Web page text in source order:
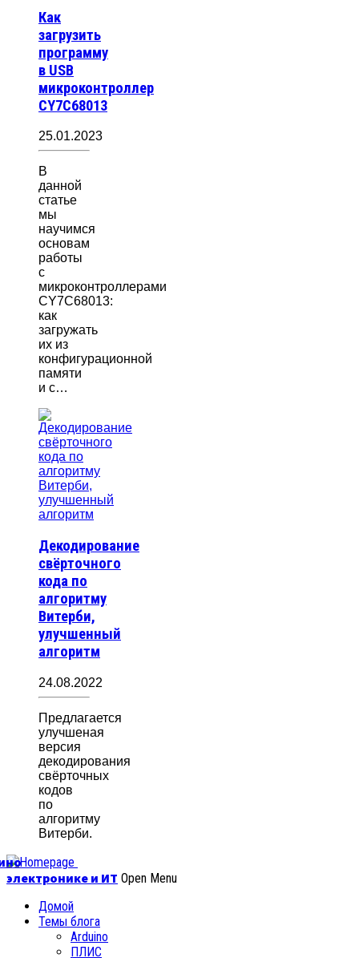
Как
загрузить
программу
в USB
микроконтроллер
CY7C68013
25.01.2023
В
данной
статье
мы
научимся
основам
работы
с
микроконтроллерами
CY7C68013:
как
загружать
их из
конфигурационной
памяти
и с…
Декодирование
свёрточного
кода по
алгоритму
Витерби,
улучшенный
алгоритм
24.08.2022
Предлагается
улучшеная
версия
декодирования
свёрточных
кодов
по
алгоритму
Витерби.
электронике и ИТ Open Menu
Домой
Темы блога
Arduino
ПЛИС